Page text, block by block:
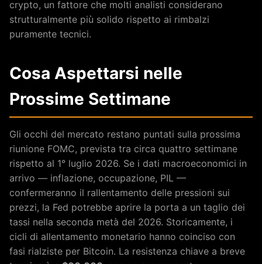
crypto, un fattore che molti analisti considerano
strutturalmente più solido rispetto ai rimbalzi
puramente tecnici.
Cosa Aspettarsi nelle
Prossime Settimane
Gli occhi del mercato restano puntati sulla prossima
riunione FOMC, prevista tra circa quattro settimane
rispetto al 1° luglio 2026. Se i dati macroeconomici in
arrivo — inflazione, occupazione, PIL —
confermeranno il rallentamento delle pressioni sui
prezzi, la Fed potrebbe aprire la porta a un taglio dei
tassi nella seconda metà del 2026. Storicamente, i
cicli di allentamento monetario hanno coinciso con
fasi rialziste per Bitcoin. La resistenza chiave a breve